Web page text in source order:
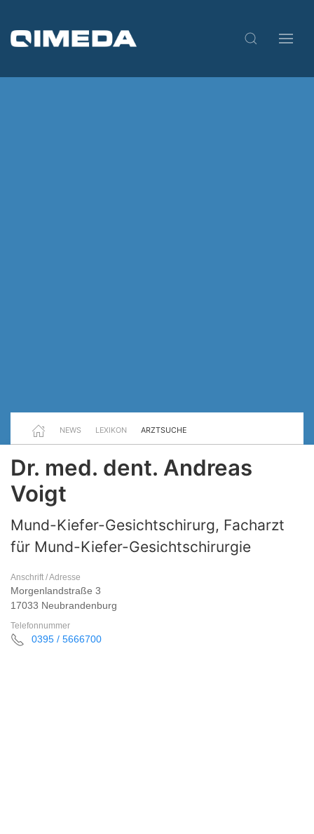
NEWS LEXIKON ARZTSUCHE
Dr. med. dent. Andreas
Voigt
Mund-Kiefer-Gesichtschirurg, Facharzt
für Mund-Kiefer-Gesichtschirurgie
Anschrift / Adresse
Morgenlandstraße 3
17033 Neubrandenburg
Telefonnummer
0395 / 5666700